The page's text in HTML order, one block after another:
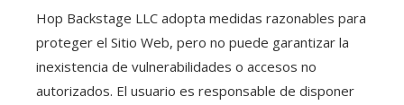
Hop Backstage LLC adopta medidas razonables para
proteger el Sitio Web, pero no puede garantizar la
inexistencia de vulnerabilidades o accesos no
autorizados. El usuario es responsable de disponer